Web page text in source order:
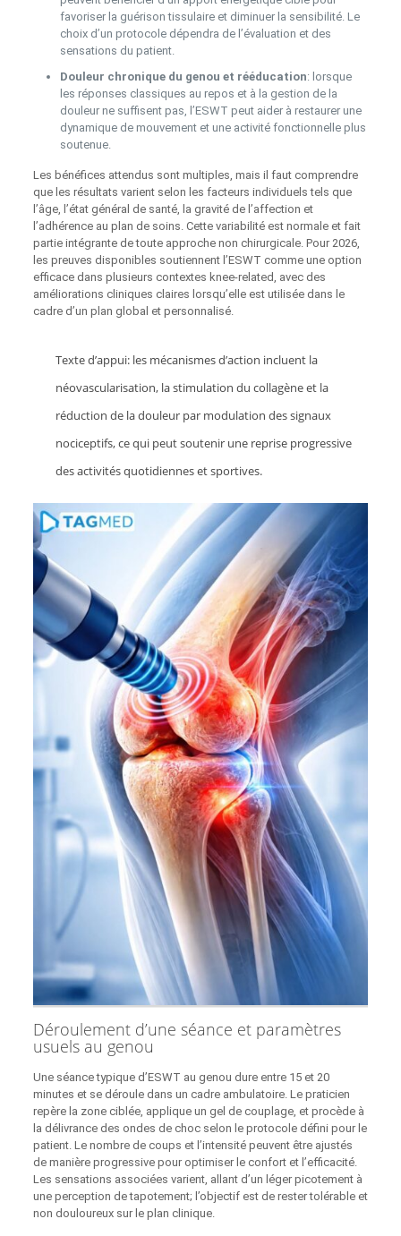
favoriser la guérison tissulaire et diminuer la sensibilité. Le
choix d’un protocole dépendra de l’évaluation et des
sensations du patient.
Douleur chronique du genou et rééducation: lorsque
les réponses classiques au repos et à la gestion de la
douleur ne suffisent pas, l’ESWT peut aider à restaurer une
dynamique de mouvement et une activité fonctionnelle plus
soutenue.
Les bénéfices attendus sont multiples, mais il faut comprendre
que les résultats varient selon les facteurs individuels tels que
l’âge, l’état général de santé, la gravité de l’affection et
l’adhérence au plan de soins. Cette variabilité est normale et fait
partie intégrante de toute approche non chirurgicale. Pour 2026,
les preuves disponibles soutiennent l’ESWT comme une option
efficace dans plusieurs contextes knee-related, avec des
améliorations cliniques claires lorsqu’elle est utilisée dans le
cadre d’un plan global et personnalisé.
Texte d’appui: les mécanismes d’action incluent la
néovascularisation, la stimulation du collagène et la
réduction de la douleur par modulation des signaux
nociceptifs, ce qui peut soutenir une reprise progressive
des activités quotidiennes et sportives.
Déroulement d’une séance et paramètres
usuels au genou
Une séance typique d’ESWT au genou dure entre 15 et 20
minutes et se déroule dans un cadre ambulatoire. Le praticien
repère la zone ciblée, applique un gel de couplage, et procède à
la délivrance des ondes de choc selon le protocole défini pour le
patient. Le nombre de coups et l’intensité peuvent être ajustés
de manière progressive pour optimiser le confort et l’efficacité.
Les sensations associées varient, allant d’un léger picotement à
une perception de tapotement; l’objectif est de rester tolérable et
non douloureux sur le plan clinique.